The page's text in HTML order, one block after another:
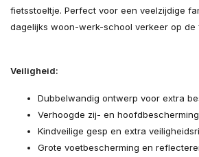
fietsstoeltje. Perfect voor een veelzijdige
dagelijks woon-werk-school verkeer op de
Veiligheid:
Dubbelwandig ontwerp voor extra
Verhoogde zij- en
Kindveilige gesp en extra
Grote voetbescherming en